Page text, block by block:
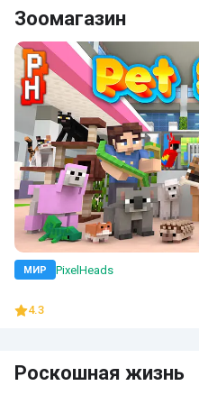
Зоомагазин
МИР PixelHeads
4.3
Роскошная жизнь